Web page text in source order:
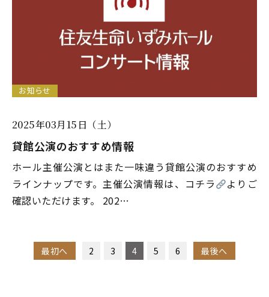
お知らせ
2025年03月15日（土）
貸館公演のおすすめ情報
ホール主催公演とはまた一味違う貸館公演のおすすめ
ラインナップです。主催公演情報は、コチラ
よりご
確認いただけます。 202…
最初へ 2 3 4 5 6 最後へ